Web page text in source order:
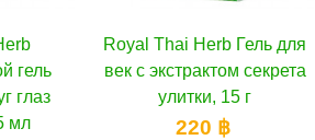
гель
глаз
мл
В корзину
Royal Thai Herb Гель для
век с экстрактом секрета
улитки, 15 г
220 ฿